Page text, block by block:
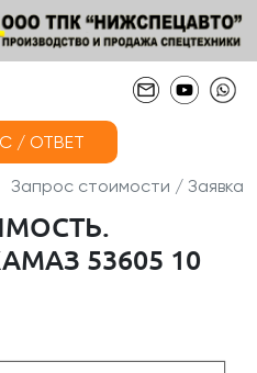
/ ОТВЕТ
Запрос стоимости / Заявка
53605 10